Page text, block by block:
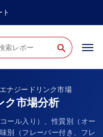
⚲
ナジードリンク市場
ク市場分析
ール入り）、性質別（オー
別（フレーバー付き、フレ